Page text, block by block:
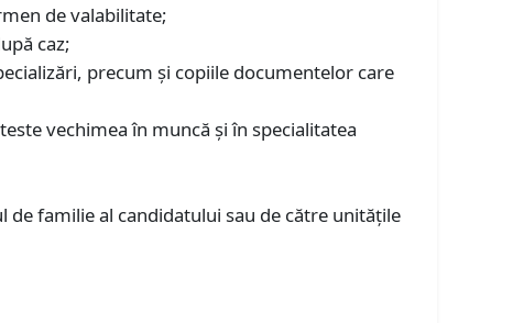
de valabilitate;
caz;
precum şi copiile documentelor care
vechimea în muncă și în specialitatea
de familie al candidatului sau de către unităţile